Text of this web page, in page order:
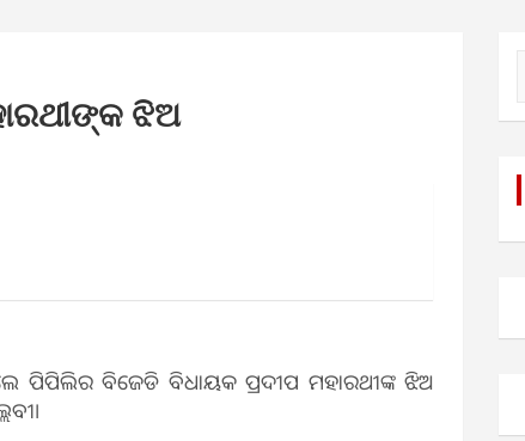
ଝିଅ
ପିପିଲିର ବିଜେଡି ବିଧାୟକ ପ୍ରଦୀପ ମହାରଥୀଙ୍କ ଝିଅ